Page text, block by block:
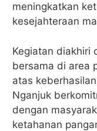
meningkatkan
kesejahteraan
Kegiatan diakhiri
bersama di area
atas
Nganjuk
dengan
ketahanan